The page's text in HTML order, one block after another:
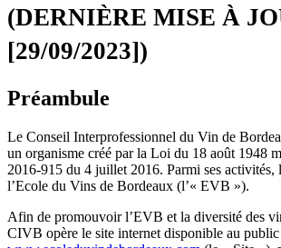
(DERNIÈRE MISE À
[29/09/2023])
Préambule
Le Conseil Interprofessionnel du Vin de
un organisme créé par la Loi du 18 août 1948
2016-915 du 4 juillet 2016. Parmi ses
l’Ecole du Vins de Bordeaux (l’« EVB »).
Afin de promouvoir l’EVB et la diversité des
CIVB opère le site internet disponible au public